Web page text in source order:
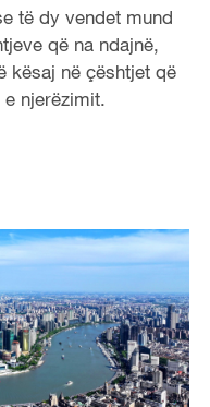
të dy vendet mund
që na ndajnë,
kësaj në çështjet që
njerëzimit.